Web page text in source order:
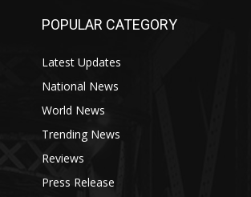
POPULAR CATEGORY
Latest Updates
National News
World News
Trending News
Reviews
Press Release